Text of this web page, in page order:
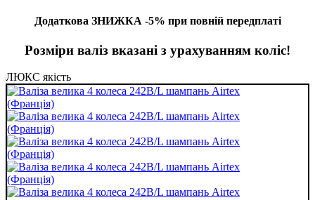
Додаткова ЗНИЖКА -5% при повній передплаті
Розміри валіз вказані з урахуванням коліс!
ЛЮКС якість